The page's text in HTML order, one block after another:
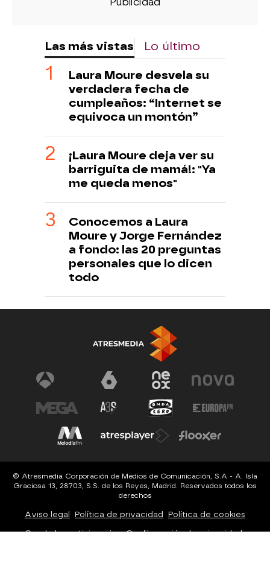
Las más vistas Lo último
Laura Moure desvela su
verdadera fecha de
cumpleaños: “Internet se
equivoca un montón”
¡Laura Moure deja ver su
barriguita de mamá!: "Ya
me queda menos"
Conocemos a Laura
Moure y Jorge Fernández
a fondo: las 20 preguntas
personales que lo dicen
todo
© Atresmedia Corporación de Medios de Comunicación, S.A - A. Isla
Graciosa 13, 28703, S.S. de los Reyes, Madrid. Reservados todos los
derechos
Aviso legal Política de privacidad Política de cookies
Cond. de participación Configuración de privacidad